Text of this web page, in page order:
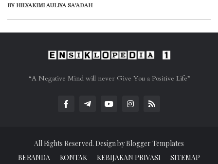
BY HILYAKIMI AULIYA SA'ADAH
“A Negative Mind will never Give You a Positive Life”
All Rights Reserved. Design by Blogger Templates
BERANDA
KONTAK KEBIJAKAN PRIVASI SITEMAP